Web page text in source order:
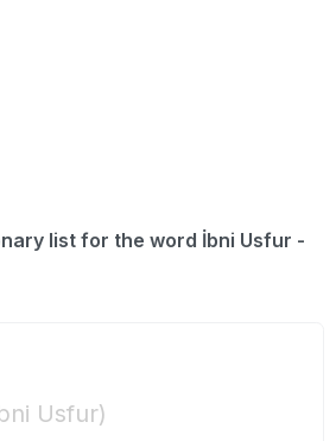
list for the word İbni Usfur -
Usfur)